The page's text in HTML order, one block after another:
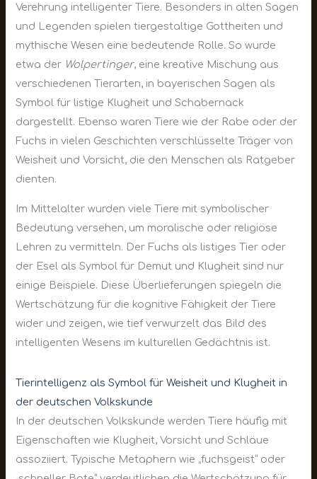
Verehrung intelligenter Tiere. Besonders in alten Sagen
und Legenden spielen tiergestaltige Gottheiten und
mythische Wesen eine bedeutende Rolle. So wurde
etwa der Wolpertinger, eine kreative Mischung aus
verschiedenen Tierarten, in bayerischen Sagen als
Symbol für listige Klugheit und Schabernack
dargestellt. Ebenso waren Tiere wie der Rabe oder der
Fuchs in vielen Geschichten verschlüsselte Träger von
Weisheit und Vorsicht, die den Menschen als Ratgeber
dienten.
Im Mittelalter wurden viele Tiere mit symbolischer
Bedeutung versehen, um moralische oder religiöse
Lehren zu vermitteln. Der Fuchs als listiges Tier oder
der Esel als Symbol für Demut und Klugheit sind nur
einige Beispiele. Diese Überlieferungen spiegeln die
Wertschätzung für die kognitive Fähigkeit der Tiere
wider und zeigen, wie tief verwurzelt das Bild des
intelligenten Wesens im kulturellen Gedächtnis ist.
Tierintelligenz als Symbol für Weisheit und Klugheit in
der deutschen Volkskunde
In der deutschen Volkskunde werden Tiere häufig mit
Eigenschaften wie Klugheit, Vorsicht und Schläue
assoziiert. Typische Metaphern wie „fuchsgeist“ oder